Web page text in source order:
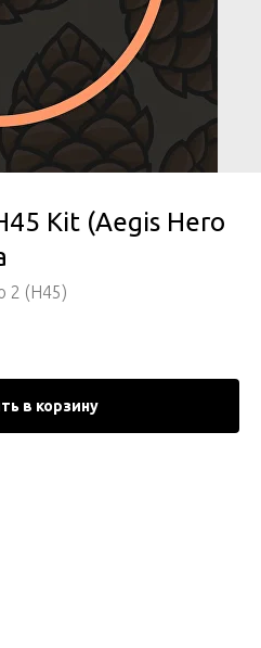
Kit (Aegis Hero
2 (H45)
в корзину